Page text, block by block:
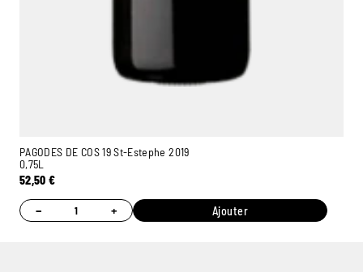
PAGODES DE COS 19 St-Estephe 2019
0,75L
52,50€
− + Ajouter